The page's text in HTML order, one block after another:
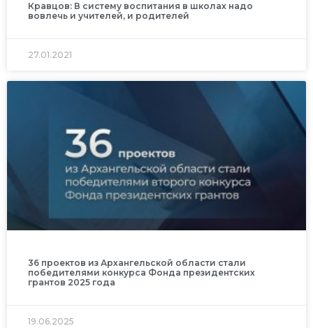
Кравцов: В систему воспитания в школах надо
вовлечь и учителей, и родителей
27.01.2021
36 проектов из Архангельской области стали
победителями конкурса Фонда президентских
грантов 2025 года
19.06.2025